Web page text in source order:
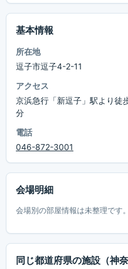
基本情報
所在地
逗子市逗子4-2-11
アクセス
京浜急行「新逗子」駅より徒
分
電話
046-872-3001
会場明細
会場別の部屋情報は未整理です。
同じ都道府県の施設 （神